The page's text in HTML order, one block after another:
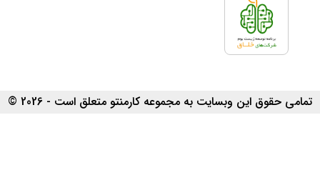
تمامی حقوق این وبسایت به مجموعه کارمنتو متعلق است - 2026 ©